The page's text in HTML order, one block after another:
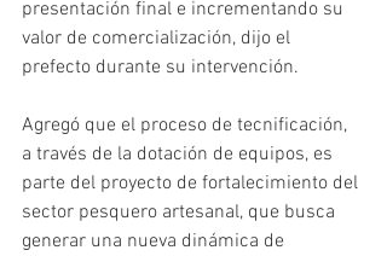
presentación final e incrementando su
valor de comercialización, dijo el
prefecto durante su intervención.
Agregó que el proceso de tecnificación,
a través de la dotación de equipos, es
parte del proyecto de fortalecimiento del
sector pesquero artesanal, que busca
generar una nueva dinámica de